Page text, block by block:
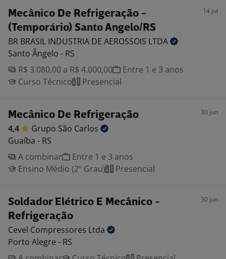
Mecânico De Refrigeração -
(Temporário) Santo Angelo/RS
14 jul
BR BRASIL INDUSTRIA DE AEROSSOIS LTDA
Santo Ângelo - RS
R$ 3.080,00 a R$ 4.000,00
Entre 1 e 3 anos
Curso Técnico
Presencial
Mecânico De Refrigeração 30 jun
4,4 Grupo São Carlos
Guaíba - RS
A combinar
Entre 1 e 3 anos
Ensino Médio (2º Grau)
Presencial
Soldador Elétrico E Mecânico -
Refrigeração
30 jun
Cevel Compressores Ltda
Porto Alegre - RS